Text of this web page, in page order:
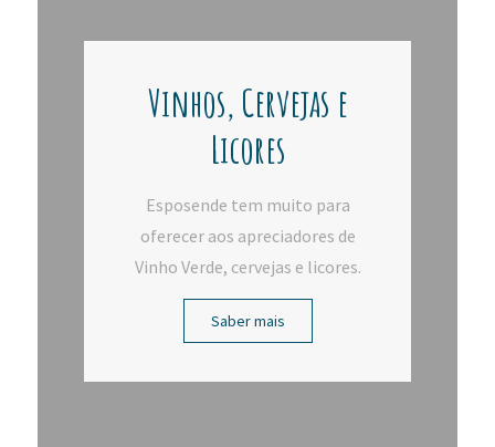
Vinhos, Cervejas e
Licores
Esposende tem muito para
oferecer aos apreciadores de
Vinho Verde, cervejas e licores.
Saber mais